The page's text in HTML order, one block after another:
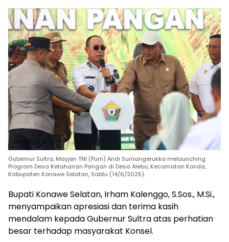
Gubernur Sultra, Mayjen TNI (Purn) Andi Sumangerukka melaunching
Program Desa Ketahanan Pangan di Desa Alebo, Kecamatan Konda,
Kabupaten Konawe Selatan, Sabtu (14/6/2025).
Bupati Konawe Selatan, Irham Kalenggo, S.Sos., M.Si.,
menyampaikan apresiasi dan terima kasih
mendalam kepada Gubernur Sultra atas perhatian
besar terhadap masyarakat Konsel.